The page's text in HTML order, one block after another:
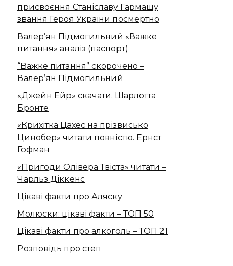
присвоєння Станіславу Гармашу
звання Героя України посмертно
Валер’ян Підмогильний «Важке
питання» аналіз (паспорт)
“Важке питання” скорочено –
Валер’ян Підмогильний
«Джейн Ейр» скачати. Шарлотта
Бронте
«Крихітка Цахес на прізвисько
Цинобер» читати повністю. Ернст
Гофман
«Пригоди Олівера Твіста» читати –
Чарльз Діккенс
Цікаві факти про Аляску
Молюски: цікаві факти – ТОП 50
Цікаві факти про алкоголь – ТОП 21
Розповідь про степ